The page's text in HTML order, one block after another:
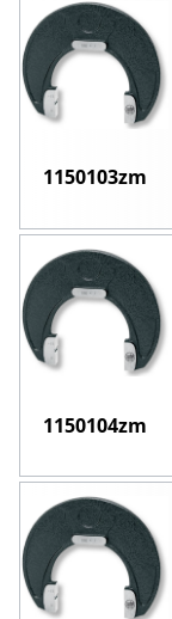
1150103zm
1150104zm